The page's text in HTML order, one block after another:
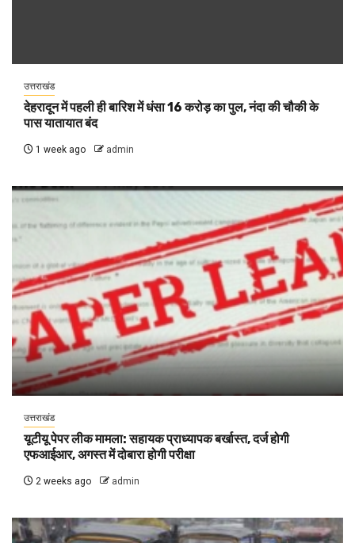
उत्तराखंड
देहरादून में पहली ही बारिश में धंसा 16 करोड़ का पुल, नंदा की चौकी के
पास यातायात बंद
1 week ago admin
उत्तराखंड
यूटीयू पेपर लीक मामला: सहायक प्राध्यापक बर्खास्त, दर्ज होगी
एफआईआर, अगस्त में दोबारा होगी परीक्षा
2 weeks ago admin